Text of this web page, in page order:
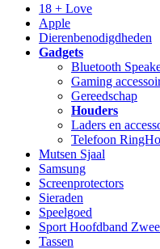
18 + Love
Apple
Dierenbenodigdheden
Gadgets
Bluetooth
Gaming
Gereedschap
Houders
Laders en
Telefoon
Mutsen Sjaal
Samsung
Screenprotectors
Sieraden
Speelgoed
Sport Hoofdband
Tassen